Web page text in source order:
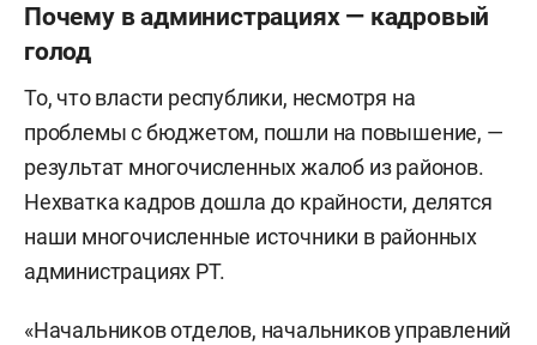
Почему в администрациях — кадровый
голод
То, что власти республики, несмотря на
проблемы с бюджетом, пошли на повышение, —
результат многочисленных жалоб из районов.
Нехватка кадров дошла до крайности, делятся
наши многочисленные источники в районных
администрациях РТ.
«Начальников отделов, начальников управлений